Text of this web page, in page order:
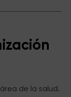
de la salud.